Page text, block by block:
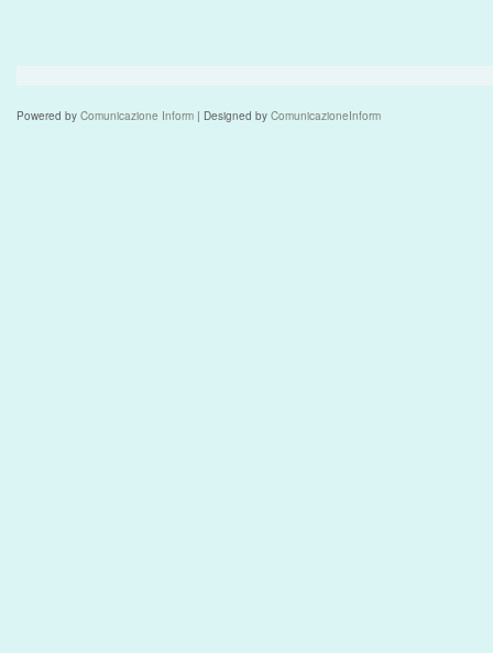
Powered by Comunicazione Inform | Designed by ComunicazioneInform